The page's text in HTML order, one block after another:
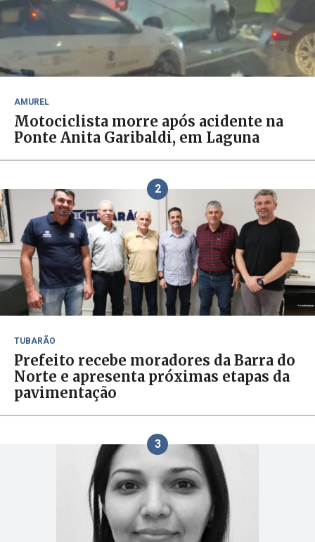
AMUREL
Motociclista morre após acidente na
Ponte Anita Garibaldi, em Laguna
2
TUBARÃO
Prefeito recebe moradores da Barra do
Norte e apresenta próximas etapas da
pavimentação
3